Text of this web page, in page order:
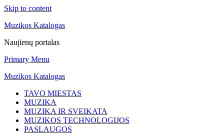
Skip to content
Muzikos Katalogas
Naujienų portalas
Primary Menu
Muzikos Katalogas
TAVO MIESTAS
MUZIKA
MUZIKA IR SVEIKATA
MUZIKOS TECHNOLOGIJOS
PASLAUGOS